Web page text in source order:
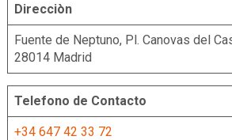
Direcciòn
Fuente de Neptuno, Pl. Canovas del
28014 Madrid
Telefono de Contacto
+34 647 42 33 72